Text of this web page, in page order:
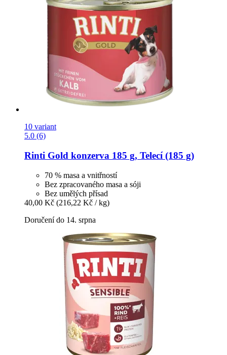
10 variant
5.0 (6)
Rinti Gold konzerva 185 g, Telecí (185 g)
70 % masa a vnitřností
Bez zpracovaného masa a sóji
Bez umělých přísad
40,00 Kč (216,22 Kč / kg)
Doručení do 14. srpna